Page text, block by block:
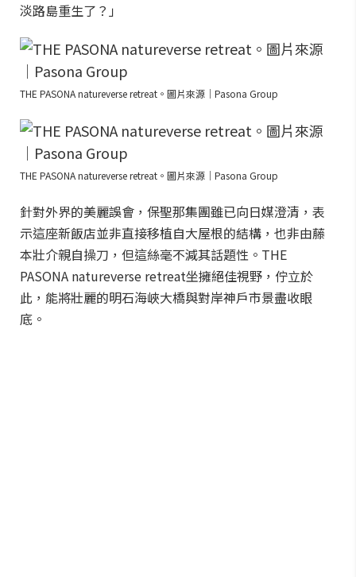
淡路島重生了？」
THE PASONA natureverse retreat。圖片來源｜Pasona Group
THE PASONA natureverse retreat。圖片來源｜Pasona Group
針對外界的美麗誤會，保聖那集團雖已向日媒澄清，表
示這座新飯店並非直接移植自大屋根的結構，也非由藤
本壯介親自操刀，但這絲毫不減其話題性。THE
PASONA natureverse retreat坐擁絕佳視野，佇立於
此，能將壯麗的明石海峽大橋與對岸神戶市景盡收眼
底。